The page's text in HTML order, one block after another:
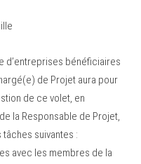
d’entreprises bénéficiaires
de Projet aura pour
de ce volet, en
la Responsable de Projet,
suivantes :
avec les membres de la